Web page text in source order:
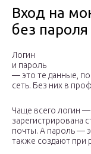
Вход на
без пароля
Логин
и пароль
— это те данные,
сеть. Без них в
Чаще всего логин
зарегистрирована
почты. А пароль —
также создают при